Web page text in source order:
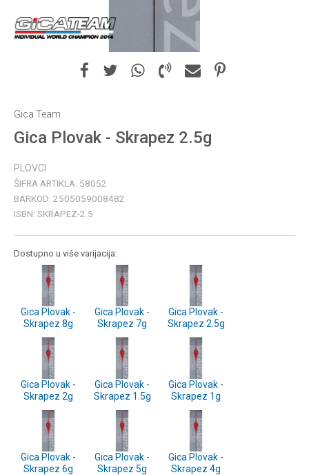
Gica Team
Gica Plovak - Skrapez 2.5g
PLOVCI
ŠIFRA ARTIKLA: 58052
BARKOD: 2505059008482
ISBN: SKRAPEZ-2.5
Dostupno u više varijacija:
Gica Plovak -
Skrapez 8g
Gica Plovak -
Skrapez 7g
Gica Plovak -
Skrapez 2.5g
Gica Plovak -
Skrapez 2g
Gica Plovak -
Skrapez 1.5g
Gica Plovak -
Skrapez 1g
Gica Plovak -
Skrapez 6g
Gica Plovak -
Skrapez 5g
Gica Plovak -
Skrapez 4g